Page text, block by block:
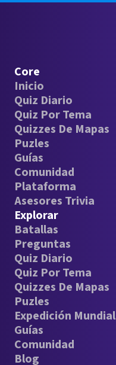
Core
Inicio
Quiz Diario
Quiz Por Tema
Quizzes De Mapas
Puzles
Guías
Comunidad
Plataforma
Asesores Trivia
Explorar
Batallas
Preguntas
Quiz Diario
Quiz Por Tema
Quizzes De Mapas
Puzles
Expedición Mundial
Guías
Comunidad
Blog